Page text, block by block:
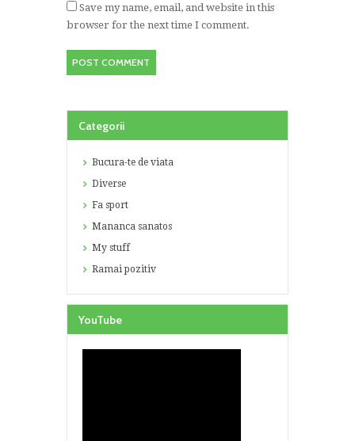
Save my name, email, and website in this
browser for the next time I comment.
Categorii
Bucura-te de viata
Diverse
Fa sport
Mananca sanatos
My stuff
Ramai pozitiv
YouTube